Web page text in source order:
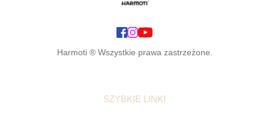
Harmoti ® Wszystkie prawa zastrzeżone.
SZYBKIE LINKI